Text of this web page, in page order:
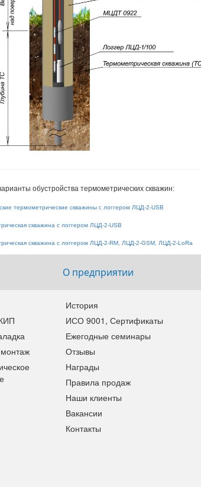
цифровых датчиков
ЛЦД-2-SD/RM
обустройства термометрических скважин:
термометрические скважины с логгером ЛЦД-2-USB
скважина с логгером ЛЦД-2-USB
скважина с логгером ЛЦД-2-RМ, ЛЦД-2-GSM, ЛЦД-2-LoRa
О предприятии
История
ИСО 9001, Сертификаты
Ежегодные семинары
Отзывы
Награды
Правила продаж
Наши клиенты
Вакансии
Контакты